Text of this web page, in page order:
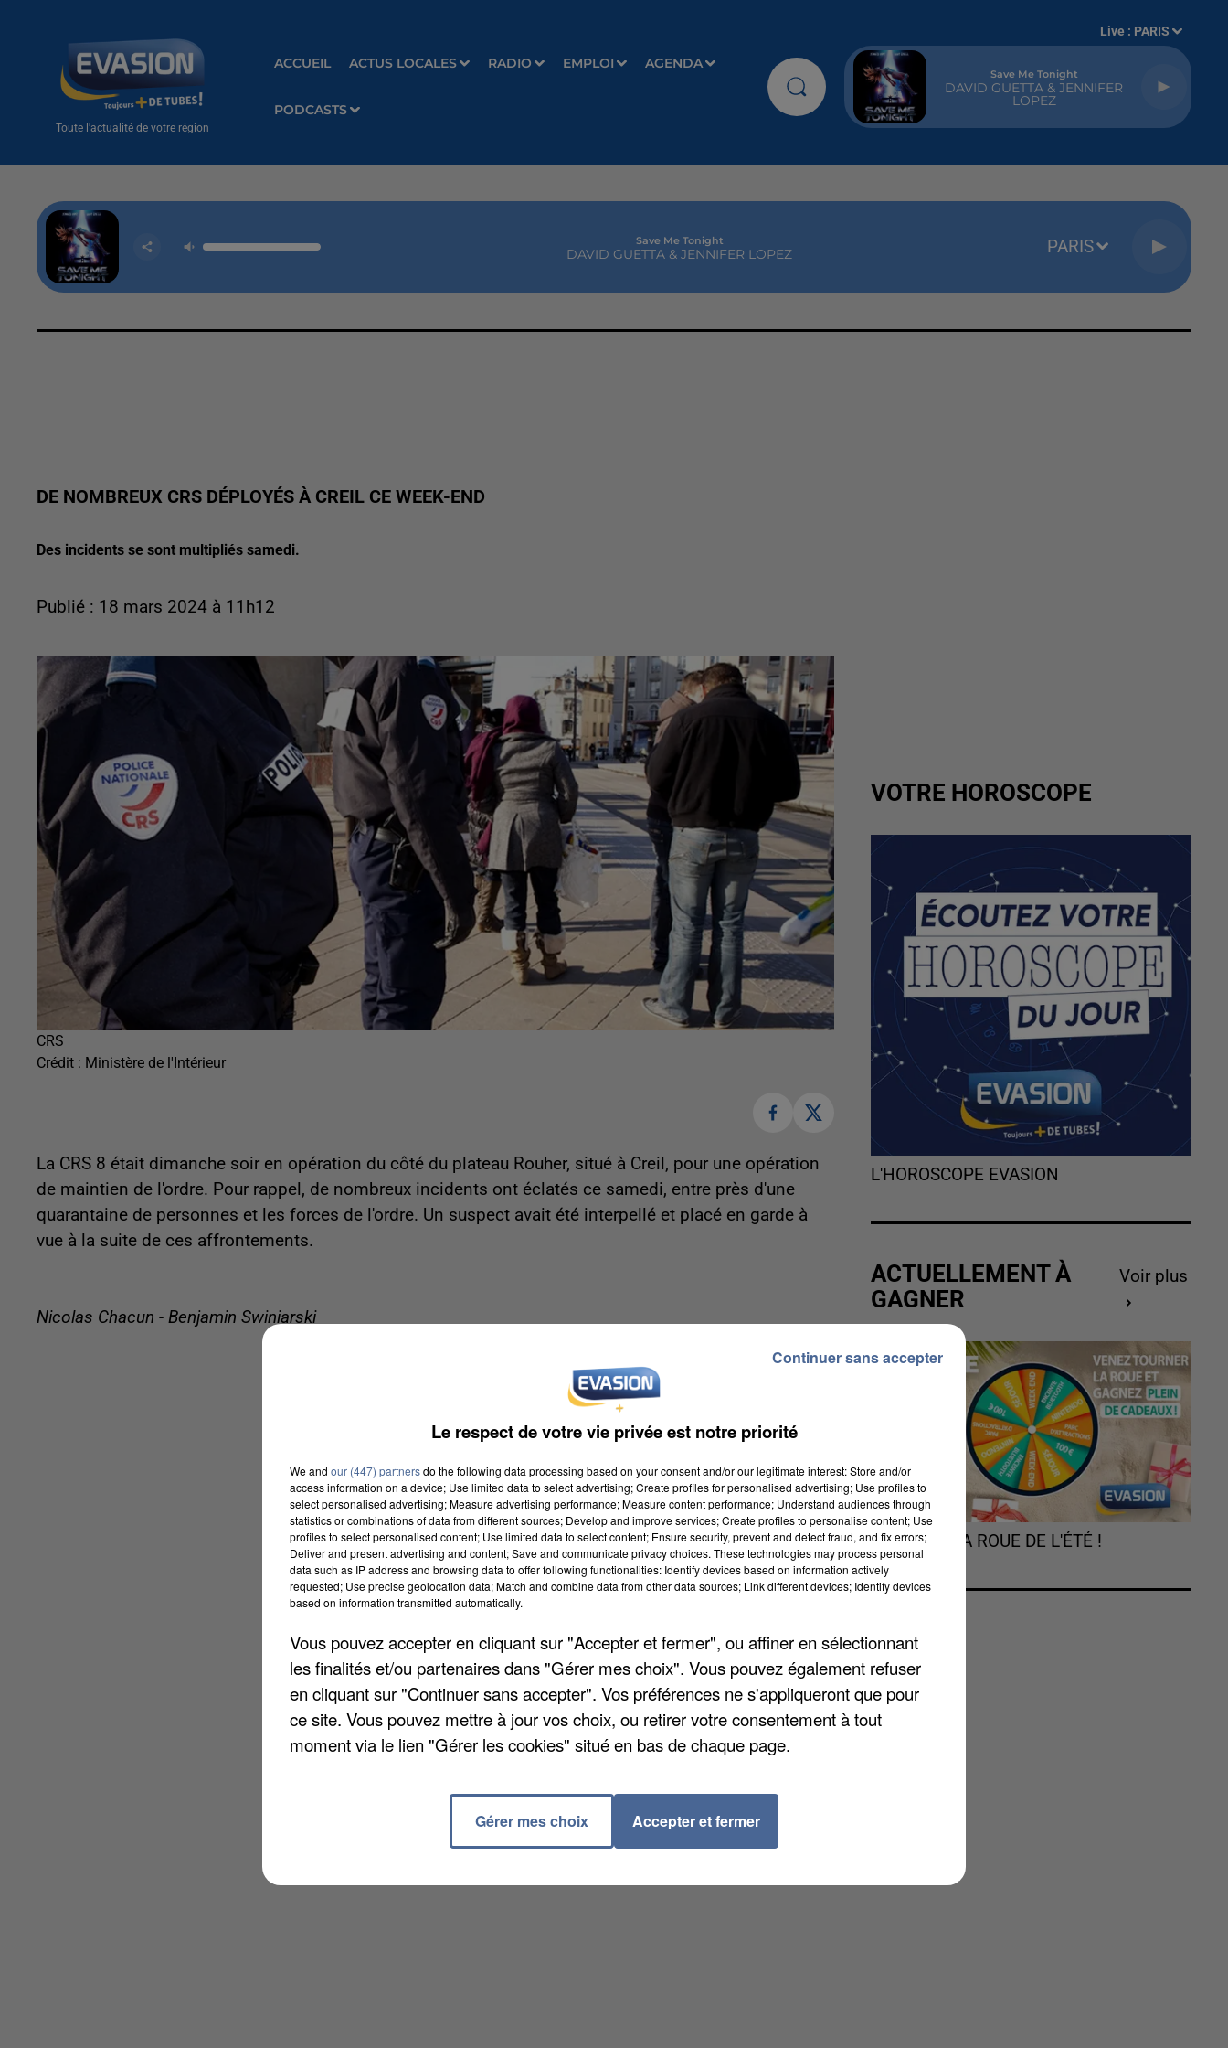
Toute l'actualité de votre région
ACCUEIL ACTUS LOCALES RADIO EMPLOI AGENDA
PODCASTS
Live : PARIS
Save Me Tonight
DAVID GUETTA & JENNIFER
LOPEZ
Save Me Tonight
DAVID GUETTA & JENNIFER LOPEZ PARIS
DE NOMBREUX CRS DÉPLOYÉS À CREIL CE WEEK-END
Des incidents se sont multipliés samedi.
Publié : 18 mars 2024 à 11h12
CRS
Crédit : Ministère de l'Intérieur
La CRS 8 était dimanche soir en opération du côté du plateau Rouher, situé à Creil, pour une opération
de maintien de l'ordre. Pour rappel, de nombreux incidents ont éclatés ce samedi, entre près d'une
quarantaine de personnes et les forces de l'ordre. Un suspect avait été interpellé et placé en garde à
vue à la suite de ces affrontements.
Nicolas Chacun - Benjamin Swiniarski
VOTRE HOROSCOPE
L'HOROSCOPE EVASION
ACTUELLEMENT À
GAGNER
Voir plus
TOURNEZ LA ROUE DE L'ÉTÉ !
Le respect de votre vie privée est notre priorité
We and our (447) partnersdo the following data processing based on your consent and/or our legitimate interest: Store and/or
access information on a device; Use limited data to select advertising; Create profiles for personalised advertising; Use profiles to
select personalised advertising; Measure advertising performance; Measure content performance; Understand audiences through
statistics or combinations of data from different sources; Develop and improve services; Create profiles to personalise content; Use
profiles to select personalised content; Use limited data to select content; Ensure security, prevent and detect fraud, and fix errors;
Deliver and present advertising and content; Save and communicate privacy choices. These technologies may process personal
data such as IP address and browsing data to offer following functionalities: Identify devices based on information actively
requested; Use precise geolocation data; Match and combine data from other data sources; Link different devices; Identify devices
based on information transmitted automatically.
Vous pouvez accepter en cliquant sur "Accepter et fermer", ou affiner en sélectionnant
les finalités et/ou partenaires dans "Gérer mes choix". Vous pouvez également refuser
en cliquant sur "Continuer sans accepter". Vos préférences ne s'appliqueront que pour
ce site. Vous pouvez mettre à jour vos choix, ou retirer votre consentement à tout
moment via le lien "Gérer les cookies" situé en bas de chaque page.
Gérer mes choix Accepter et fermer
Continuer sans accepter